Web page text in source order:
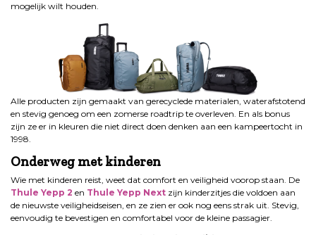
mogelijk wilt houden.
Alle producten zijn gemaakt van gerecyclede materialen, waterafstotend
en stevig genoeg om een zomerse roadtrip te overleven. En als bonus
zijn ze er in kleuren die niet direct doen denken aan een kampeertocht in
1998.
Onderweg met kinderen
Wie met kinderen reist, weet dat comfort en veiligheid voorop staan. De
Thule Yepp 2 en Thule Yepp Next zijn kinderzitjes die voldoen aan
de nieuwste veiligheidseisen, en ze zien er ook nog eens strak uit. Stevig,
eenvoudig te bevestigen en comfortabel voor de kleine passagier.